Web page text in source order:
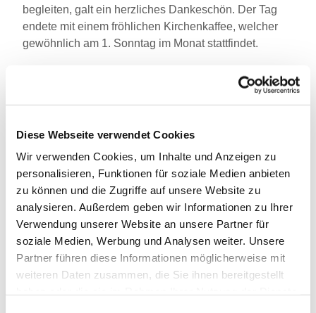
Diese Webseite verwendet Cookies
Wir verwenden Cookies, um Inhalte und Anzeigen zu
personalisieren, Funktionen für soziale Medien anbieten
zu können und die Zugriffe auf unsere Website zu
analysieren. Außerdem geben wir Informationen zu Ihrer
Verwendung unserer Website an unsere Partner für
soziale Medien, Werbung und Analysen weiter. Unsere
Partner führen diese Informationen möglicherweise mit
weiteren Daten zusammen, die Sie ihnen bereitgestellt
begleiten, galt ein herzliches Dankeschön. Der Tag
endete mit einem fröhlichen Kirchenkaffee, welcher
gewöhnlich am 1. Sonntag im Monat stattfindet.
im Hintergrund – sei von Herzen für ihr Engagement
gedankt.
Der neue Familienkreis freut sich schon auf die
nächsten Treffen am 4. Januar und 1. Februar 2026
und lädt weitere Familien herzlich ein, sich
anzuschließen.
Kontakt für Interessierte: Dörte-Maria Reddig
dmreddig@t-online.deAgnes Diller
Agnes.Diller@gmx.net